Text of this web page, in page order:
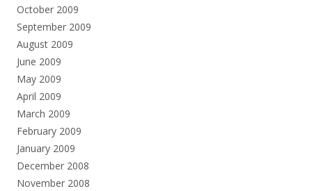
October 2009
September 2009
August 2009
June 2009
May 2009
April 2009
March 2009
February 2009
January 2009
December 2008
November 2008